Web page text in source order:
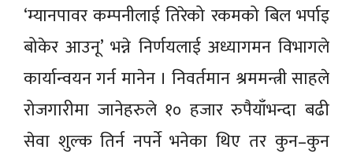
‘म्यानपावर कम्पनीलाई तिरेको रकमको बिल भर्पाइ
बोकेर आउनू’ भन्ने निर्णयलाई अध्यागमन विभागले
कार्यान्वयन गर्न मानेन । निवर्तमान श्रममन्त्री साहले
रोजगारीमा जानेहरुले १० हजार रुपैयाँभन्दा बढी
सेवा शुल्क तिर्न नपर्ने भनेका थिए तर कुन–कुन